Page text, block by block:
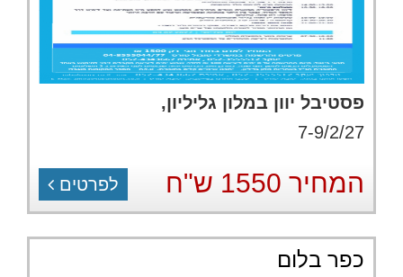
פסטיבל יוון במלון גליליון,
7-9/2/27
המחיר 1550 ש"ח לפרטים
כפר בלום